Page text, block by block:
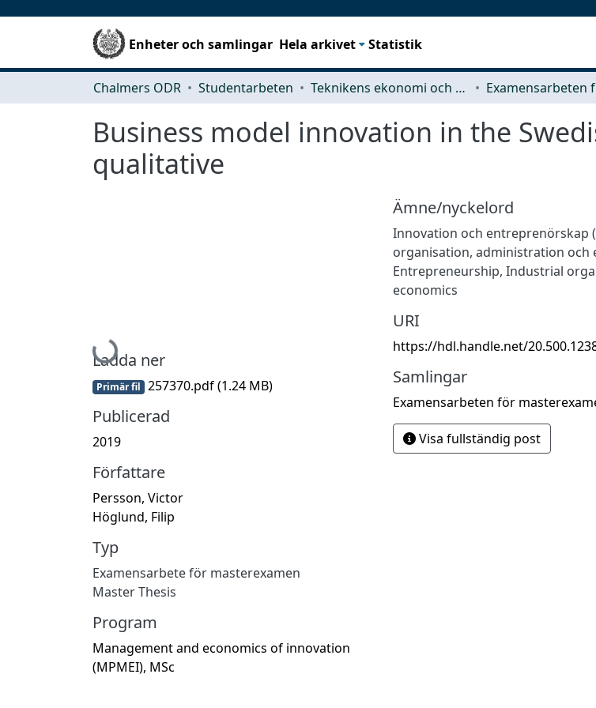
Enheter och samlingar Hela arkivet Statistik
Chalmers ODR Studentarbeten Teknikens ekonomi och organisation
Business model innovation in the
qualitative
Hämtar...
Ladda ner
Primär fil 257370.pdf(1.24 MB)
Publicerad
2019
Författare
Persson, Victor
Höglund, Filip
Typ
Examensarbete för masterexamen
Master Thesis
Program
Management and economics of innovation
(MPMEI), MSc
Ämne/nyckelord
Innovation och entreprenörskap
organisation, administration och
Entrepreneurship, Industrial
economics
URI
https://hdl.handle.net/
Samlingar
Examensarbeten för
Visa fullständig post